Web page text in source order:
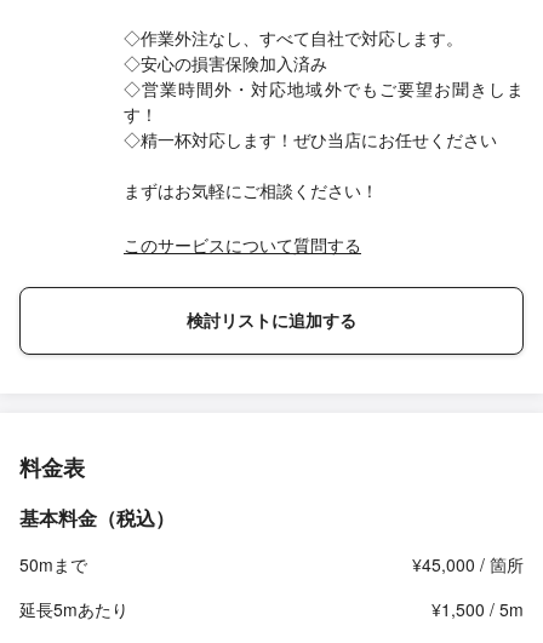
◇作業外注なし、すべて自社で対応します。
◇安心の損害保険加入済み
◇営業時間外・対応地域外でもご要望お聞きしま
す！
◇精一杯対応します！ぜひ当店にお任せください
まずはお気軽にご相談ください！
このサービスについて質問する
検討リストに追加する
料金表
基本料金（税込）
50mまで
¥45,000 / 箇所
延長5mあたり
¥1,500 / 5m